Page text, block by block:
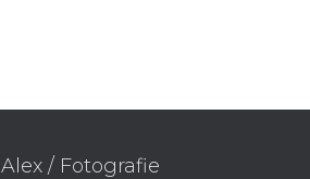
Alex / Fotografie